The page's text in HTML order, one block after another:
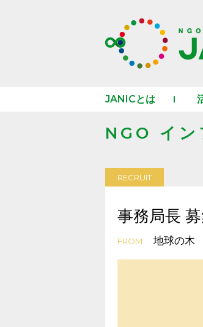
JANICとは
NGO イン
RECRUIT
事務局長
FROM 地球の木